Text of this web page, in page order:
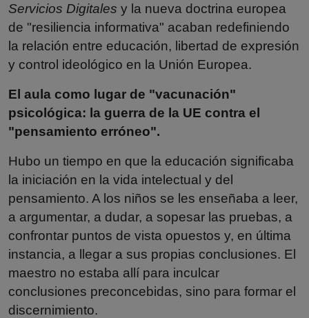
Servicios Digitales y la nueva doctrina europea
de "resiliencia informativa" acaban redefiniendo
la relación entre educación, libertad de expresión
y control ideológico en la Unión Europea.
El aula como lugar de "vacunación"
psicológica: la guerra de la UE contra el
"pensamiento erróneo".
Hubo un tiempo en que la educación significaba
la iniciación en la vida intelectual y del
pensamiento. A los niños se les enseñaba a leer,
a argumentar, a dudar, a sopesar las pruebas, a
confrontar puntos de vista opuestos y, en última
instancia, a llegar a sus propias conclusiones. El
maestro no estaba allí para inculcar
conclusiones preconcebidas, sino para formar el
discernimiento.